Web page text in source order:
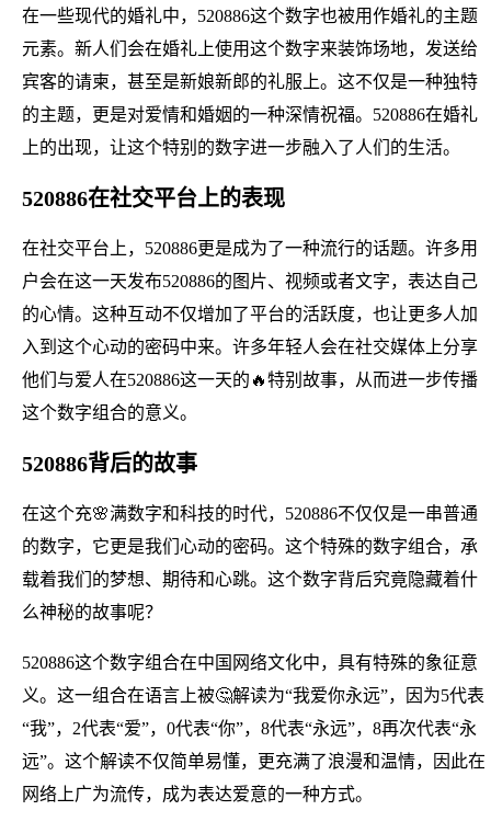
在一些现代的婚礼中，520886这个数字也被用作婚礼的主题
元素。新人们会在婚礼上使用这个数字来装饰场地，发送给
宾客的请柬，甚至是新娘新郎的礼服上。这不仅是一种独特
的主题，更是对爱情和婚姻的一种深情祝福。520886在婚礼
上的出现，让这个特别的数字进一步融入了人们的生活。
520886在社交平台上的表现
在社交平台上，520886更是成为了一种流行的话题。许多用
户会在这一天发布520886的图片、视频或者文字，表达自己
的心情。这种互动不仅增加了平台的活跃度，也让更多人加
入到这个心动的密码中来。许多年轻人会在社交媒体上分享
他们与爱人在520886这一天的🔥特别故事，从而进一步传播
这个数字组合的意义。
520886背后的故事
在这个充🌸满数字和科技的时代，520886不仅仅是一串普通
的数字，它更是我们心动的密码。这个特殊的数字组合，承
载着我们的梦想、期待和心跳。这个数字背后究竟隐藏着什
么神秘的故事呢？
520886这个数字组合在中国网络文化中，具有特殊的象征意
义。这一组合在语言上被🤔解读为“我爱你永远”，因为5代表
“我”，2代表“爱”，0代表“你”，8代表“永远”，8再次代表“永
远”。这个解读不仅简单易懂，更充满了浪漫和温情，因此在
网络上广为流传，成为表达爱意的一种方式。